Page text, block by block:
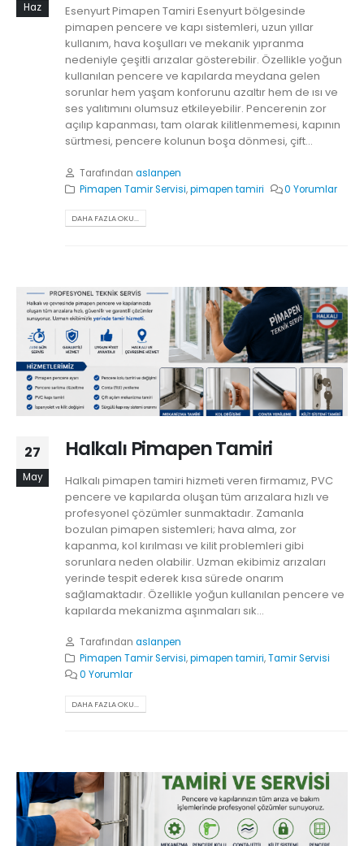
Haz
Esenyurt Pimapen Tamiri Esenyurt bölgesinde
pimapen pencere ve kapı sistemleri, uzun yıllar
kullanım, hava koşulları ve mekanik yıpranma
nedeniyle çeşitli arızalar gösterebilir. Özellikle yoğun
kullanılan pencere ve kapılarda meydana gelen
sorunlar hem yaşam konforunu azaltır hem de ısı ve
ses yalıtımını olumsuz etkileyebilir. Pencerenin zor
açılıp kapanması, tam olarak kilitlenmemesi, kapının
sürtmesi, pencere kolunun boşa dönmesi, çift...
Tarafından aslanpen
Pimapen Tamir Servisi,pimapen tamiri 0 Yorumlar
DAHA FAZLA OKU...
27
May
Halkalı Pimapen Tamiri
Halkalı pimapen tamiri hizmeti veren firmamız, PVC
pencere ve kapılarda oluşan tüm arızalara hızlı ve
profesyonel çözümler sunmaktadır. Zamanla
bozulan pimapen sistemleri; hava alma, zor
kapanma, kol kırılması ve kilit problemleri gibi
sorunlara neden olabilir. Uzman ekibimiz arızaları
yerinde tespit ederek kısa sürede onarım
sağlamaktadır. Özellikle yoğun kullanılan pencere ve
kapılarda mekanizma aşınmaları sık...
Tarafından aslanpen
Pimapen Tamir Servisi,pimapen tamiri,Tamir Servisi
0 Yorumlar
DAHA FAZLA OKU...